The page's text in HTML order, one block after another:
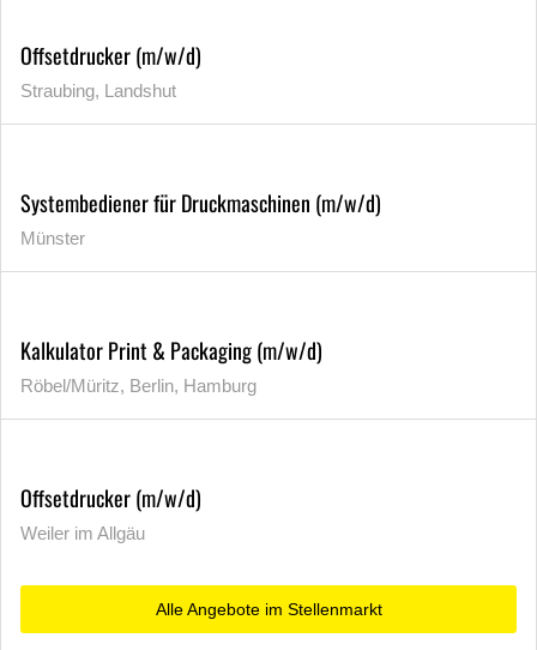
Offsetdrucker (m/w/d)
Straubing, Landshut
Systembediener für Druckmaschinen (m/w/d)
Münster
Kalkulator Print & Packaging (m/w/d)
Röbel/Müritz, Berlin, Hamburg
Offsetdrucker (m/w/d)
Weiler im Allgäu
Alle Angebote im Stellenmarkt